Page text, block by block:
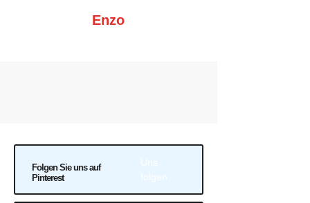
Enzo
Folgen Sie uns auf
Pinterest